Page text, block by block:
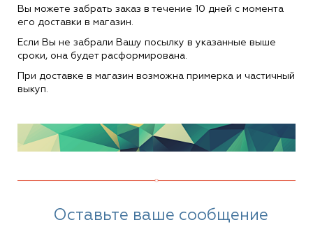
Вы можете забрать заказ в течение 10 дней с момента
его доставки в магазин.
Если Вы не забрали Вашу посылку в указанные выше
сроки, она будет расформирована.
При доставке в магазин возможна примерка и частичный
выкуп.
Оставьте ваше сообщение